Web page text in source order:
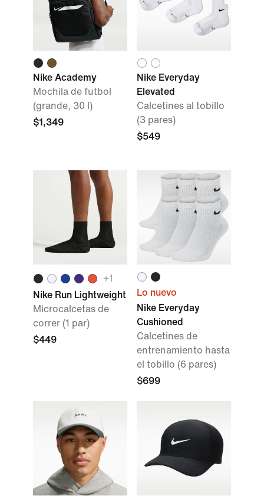
Nike Academy
Mochila de futbol
(grande, 30 l)
$1,349
Nike Everyday
Elevated
Calcetines al tobillo
(3 pares)
$549
+1
Nike Run Lightweight
Microcalcetas de
correr (1 par)
$449
Lo nuevo
Nike Everyday
Cushioned
Calcetines de
entrenamiento hasta
el tobillo (6 pares)
$699